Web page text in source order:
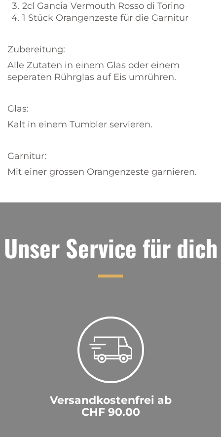
2cl Gancia Vermouth Rosso di Torino
1 Stück Orangenzeste für die Garnitur
Zubereitung:
Alle Zutaten in einem Glas oder einem
seperaten Rührglas auf Eis umrühren.
Glas:
Kalt in einem Tumbler servieren.
Garnitur:
Mit einer grossen Orangenzeste garnieren.
Unser Service für dich
Versandkostenfrei ab
CHF 90.00